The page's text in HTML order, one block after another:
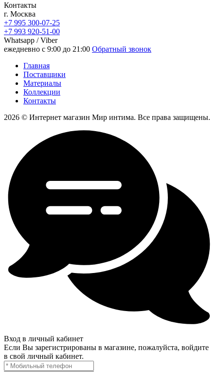
Контакты
г. Москва
+7 995 300-07-25
+7 993 920-51-00
Whatsapp / Viber
ежедневно с 9:00 до 21:00 Обратный звонок
Главная
Поставщики
Материалы
Коллекции
Контакты
2026 © Интернет магазин Мир интима. Все права защищены.
Вход в личный кабинет
Если Вы зарегистрированы в магазине, пожалуйста, войдите
в свой личный кабинет.